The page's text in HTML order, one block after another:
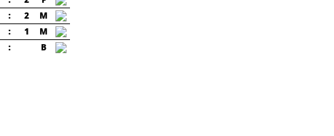
: 2 M
: 1 M
: B